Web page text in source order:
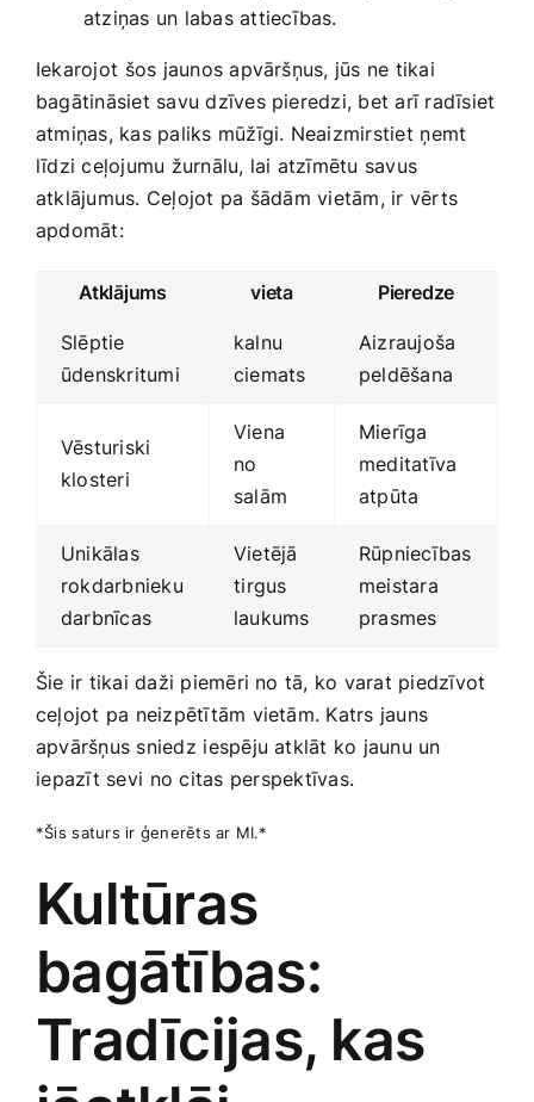
atziņas un labas attiecības.
Iekarojot ⁣šos jaunos apvāršņus, jūs ne‍ tikai
bagātināsiet savu dzīves pieredzi, bet arī radīsiet
atmiņas, kas paliks mūžīgi. Neaizmirstiet⁤ ņemt
līdzi ceļojumu žurnālu, lai atzīmētu savus
atklājumus.​ Ceļojot⁤ pa šādām vietām, ir vērts
apdomāt:
Atklājums vieta Pieredze
Slēptie
ūdenskritumi
kalnu​
ciemats
Aizraujoša
peldēšana
Vēsturiski
klosteri
Viena
no
salām
Mierīga
meditatīva
atpūta
Unikālas
rokdarbnieku
​darbnīcas
Vietējā
⁣tirgus
laukums
Rūpniecības
meistara⁣
prasmes
Šie ir tikai daži piemēri no tā, ‍ko varat piedzīvot
‍ceļojot pa neizpētītām vietām. Katrs jauns
apvāršņus sniedz ⁢iespēju atklāt ko jaunu un
⁤iepazīt sevi⁤ no citas⁤ perspektīvas.
*Šis ⁤saturs ir ģenerēts ar MI.*
Kultūras
bagātības:
Tradīcijas, kas